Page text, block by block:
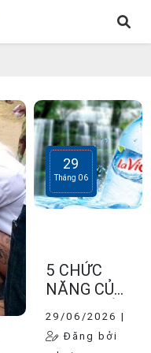
29
Tháng 06
5 CHỨC
NĂNG CỦA
VỚI CƠ
THỂ29
29/06/2026 |
Đăng bởi